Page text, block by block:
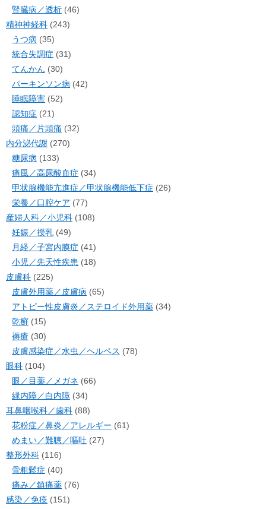
腎臓病／透析 (46)
精神神経科 (243)
うつ病 (35)
統合失調症 (31)
てんかん (30)
パーキンソン病 (42)
睡眠障害 (52)
認知症 (21)
頭痛／片頭痛 (32)
内分泌代謝 (270)
糖尿病 (133)
痛風／高尿酸血症 (34)
甲状腺機能亢進症／甲状腺機能低下症 (26)
栄養／口腔ケア (77)
産婦人科／小児科 (108)
妊娠／授乳 (49)
月経／子宮内膜症 (41)
小児／先天性疾患 (18)
皮膚科 (225)
皮膚外用薬／皮膚病 (65)
アトピー性皮膚炎／ステロイド外用薬 (34)
乾癬 (15)
褥瘡 (30)
皮膚感染症／水虫／ヘルペス (78)
眼科 (104)
眼／目薬／メガネ (66)
緑内障／白内障 (34)
耳鼻咽喉科／歯科 (88)
花粉症／鼻炎／アレルギー (61)
めまい／難聴／嘔吐 (27)
整形外科 (116)
骨粗鬆症 (40)
痛み／鎮痛薬 (76)
感染／免疫 (151)